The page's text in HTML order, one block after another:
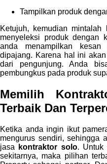
Tampilkan produk
Ketujuh, kemudian mintalah
menyeleksi produk dengan
anda menampilkan
dipajang. Karena hal ini
dari pengunjung. Anda
pembungkus pada produk
Memilih
Terbaik Dan
Ketika anda ingin ikut
mengurus sendiri, sehingga
jasa
kontraktor solo. Untuk
sekitarnya, maka pilihan